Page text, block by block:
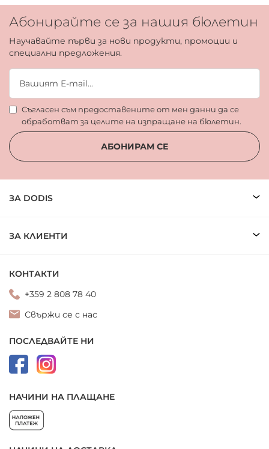
Абонирайте се за нашия бюлетин
Научавайте първи за нови продукти, промоции и
специални предложения.
Съгласен съм предоставените от мен данни да се
обработват за целите на изпращане на бюлетин.
АБОНИРАМ СЕ
ЗА DODIS
ЗА КЛИЕНТИ
КОНТАКТИ
+359 2 808 78 40
Свържи се с нас
ПОСЛЕДВАЙТЕ НИ
НАЧИНИ НА ПЛАЩАНЕ